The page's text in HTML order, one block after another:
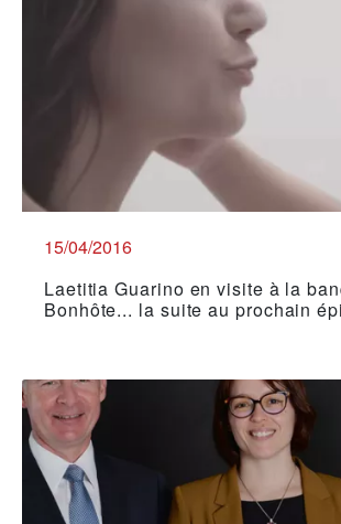
15/04/2016
Laetitia Guarino en visite à la
Bonhôte... la suite au prochain